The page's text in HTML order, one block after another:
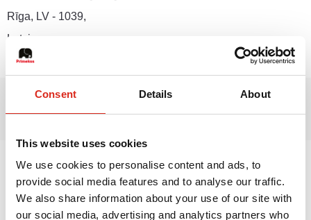
Consent Details About
This website uses cookies
We use cookies to personalise content and ads, to
provide social media features and to analyse our traffic.
We also share information about your use of our site with
our social media, advertising and analytics partners who
Rīga, LV - 1039,
Latvia
Lettland
Litauen
Estland